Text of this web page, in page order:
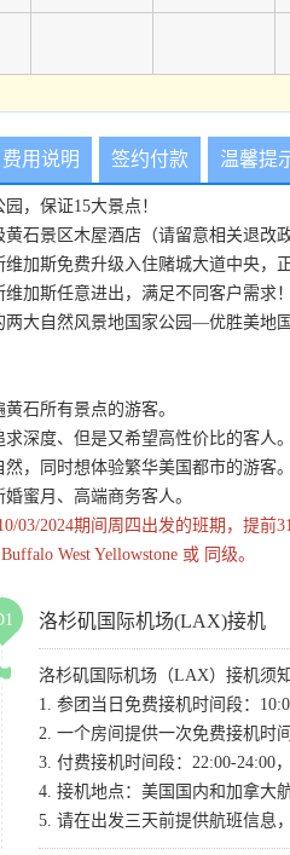
费用说明 签约付款 温馨提
，保证15大景点！
黄石景区木屋酒店（请留意相关退改
维加斯免费升级入住赌城大道中央，
维加斯任意进出，满足不同客户需求
两大自然风景地国家公园—优胜美地
石所有景点的游客。
求深度、但是又希望高性价比的客人
然，同时想体验繁华美国都市的游客
蜜月、高端商务客人。
03/2024期间周四出发的班期，提
West Yellowstone 或 同级。
洛杉矶国际机场(LAX)接机
洛杉矶国际机场（LAX）接机须
1. 参团当日免费接机时间段：
2. 一个房间提供一次免费接机时
3. 付费接机时间段：22:00-24:00
4. 接机地点：美国国内和加拿大
5. 请在出发三天前提供航班信息